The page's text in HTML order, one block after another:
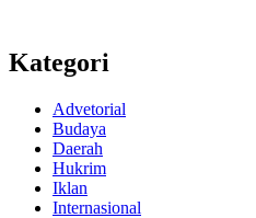
Kategori
Advetorial
Budaya
Daerah
Hukrim
Iklan
Internasional